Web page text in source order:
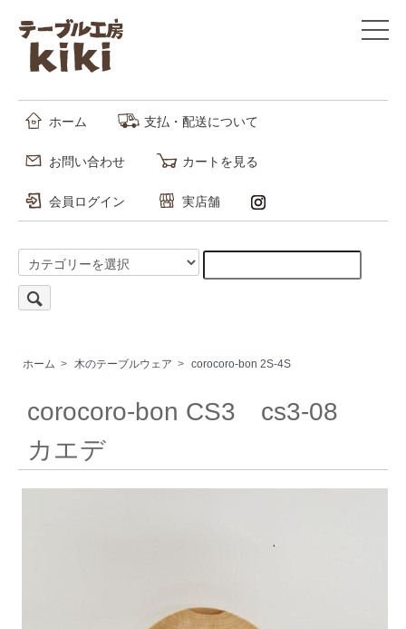
ホーム 支払・配送について
お問い合わせ カートを見る
会員ログイン 実店舗
ホーム > 木のテーブルウェア > corocoro-bon 2S-4S
corocoro-bon CS3 cs3-08
カエデ